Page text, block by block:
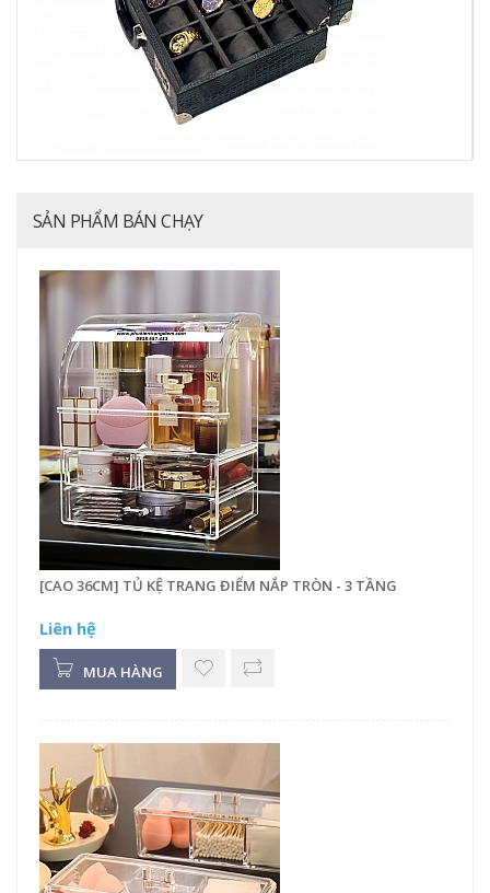
SẢN PHẨM BÁN CHẠY
[CAO 36CM] TỦ KỆ TRANG ĐIỂM NẮP TRÒN - 3 TẦNG
Liên hệ
MUA HÀNG